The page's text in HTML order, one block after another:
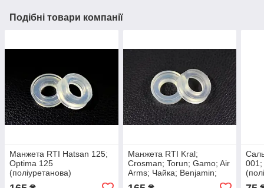
Подібні товари компанії
Манжета RTI Hatsan 125;
Optima 125
(поліуретанова)
Манжета RTI Kral;
Crosman; Torun; Gamo; Air
Arms; Чайка; Benjamin;
001;